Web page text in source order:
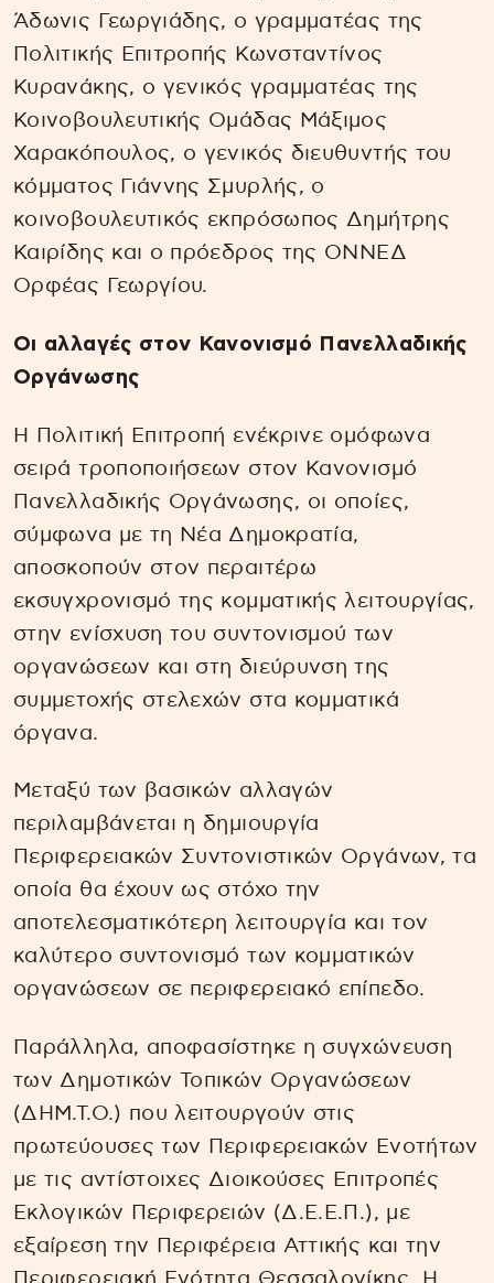
Άδωνις Γεωργιάδης, ο γραμματέας της
Πολιτικής Επιτροπής Κωνσταντίνος
Κυρανάκης, ο γενικός γραμματέας της
Κοινοβουλευτικής Ομάδας Μάξιμος
Χαρακόπουλος, ο γενικός διευθυντής του
κόμματος Γιάννης Σμυρλής, ο
κοινοβουλευτικός εκπρόσωπος Δημήτρης
Καιρίδης και ο πρόεδρος της ΟΝΝΕΔ
Ορφέας Γεωργίου.
Οι αλλαγές στον Κανονισμό Πανελλαδικής
Οργάνωσης
Η Πολιτική Επιτροπή ενέκρινε ομόφωνα
σειρά τροποποιήσεων στον Κανονισμό
Πανελλαδικής Οργάνωσης, οι οποίες,
σύμφωνα με τη Νέα Δημοκρατία,
αποσκοπούν στον περαιτέρω
εκσυγχρονισμό της κομματικής λειτουργίας,
στην ενίσχυση του συντονισμού των
οργανώσεων και στη διεύρυνση της
συμμετοχής στελεχών στα κομματικά
όργανα.
Μεταξύ των βασικών αλλαγών
περιλαμβάνεται η δημιουργία
Περιφερειακών Συντονιστικών Οργάνων, τα
οποία θα έχουν ως στόχο την
αποτελεσματικότερη λειτουργία και τον
καλύτερο συντονισμό των κομματικών
οργανώσεων σε περιφερειακό επίπεδο.
Παράλληλα, αποφασίστηκε η συγχώνευση
των Δημοτικών Τοπικών Οργανώσεων
(ΔΗΜ.Τ.Ο.) που λειτουργούν στις
πρωτεύουσες των Περιφερειακών Ενοτήτων
με τις αντίστοιχες Διοικούσες Επιτροπές
Εκλογικών Περιφερειών (Δ.Ε.Ε.Π.), με
εξαίρεση την Περιφέρεια Αττικής και την